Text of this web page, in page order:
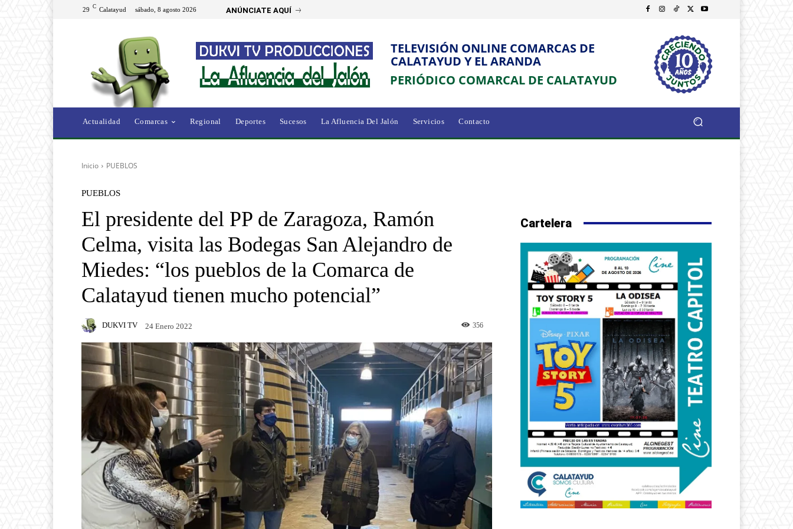
29 C Calatayud sábado, 8 agosto 2026 ANÚNCIATE AQUÍ
TELEVISIÓN ONLINE COMARCAS DE
CALATAYUD Y EL ARANDA
PERIÓDICO COMARCAL DE CALATAYUD
Actualidad Comarcas Regional Deportes Sucesos La Afluencia Del Jalón Servicios Contacto
Inicio PUEBLOS
PUEBLOS
El presidente del PP de Zaragoza, Ramón
Celma, visita las Bodegas San Alejandro de
Miedes: “los pueblos de la Comarca de
Calatayud tienen mucho potencial”
DUKVI TV 24 Enero 2022 356
Cartelera